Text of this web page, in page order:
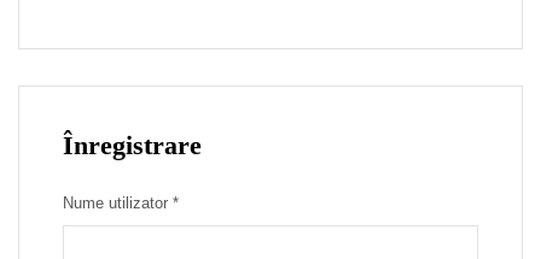
Înregistrare
Nume utilizator *Necesar